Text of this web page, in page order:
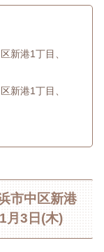
新港1丁目、
新港1丁目、
市中区新港
月3日(木)